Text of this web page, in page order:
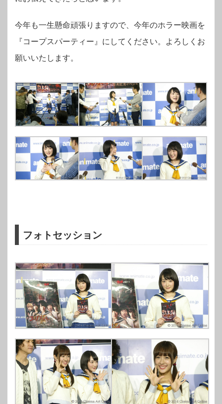
今年も一生懸命頑張りますので、今年のホラー映画を
『コープスパーティー』にしてください。よろしくお
願いいたします。
フォトセッション